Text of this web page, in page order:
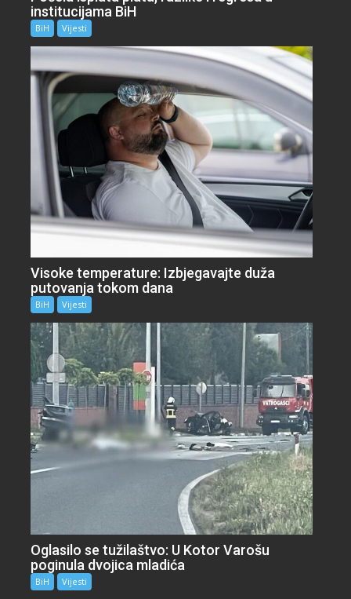
institucijama BiH
BiH Vijesti
Visoke temperature: Izbjegavajte duža
putovanja tokom dana
BiH Vijesti
Oglasilo se tužilaštvo: U Kotor Varošu
poginula dvojica mladića
BiH Vijesti